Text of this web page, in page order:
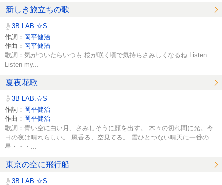
新しき旅立ちの歌
3B LAB.☆S
作詞： 岡平健治
作曲： 岡平健治
歌詞：気がついたらいつも 桜が咲く頃で気持ちさみしくなるね Listen
Listen my...
夏夜花歌
3B LAB.☆S
作詞： 岡平健治
作曲： 岡平健治
歌詞：青い空に白い月、さみしそうに顔を出す。 木々の切れ間に光。今
日の夜は晴れらしい。 風香る、空見てる。 雲ひとつない晴天に一番の
星・・・...
東京の空に飛行船
3B LAB.☆S